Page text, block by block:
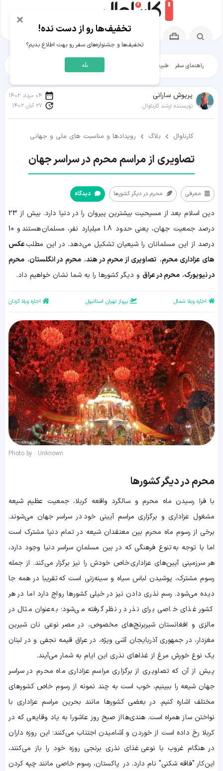
راهنمای سفر طبیعت‌گردی شهرگردی
پریوش سارانی
نویسنده ارشد کارناوال
04 مرداد 1402
27 آبان 1402
کارناوال بلاگ رویدادها و مناسبت های ملی و جهانی
تصاویری از مراسم محرم در سراسر جهان
معرفی محرم در دیگر کشورها
دیدگاه
معرفی
محرم
در
کشورها
دین اسلام بعد از مسیحیت بیشترین پیروان را در دنیا دارد. بیش از 23
درصد جمعیت جهان، یعنی حدود 1.8 میلیارد نفر، مسلمان هستند و 10
درصد از این مسلمانان را شیعیان تشکیل می‌دهد. در این مطلبعکس
های عزاداری محرم، تصاویری از محرم در هند،محرم در انگلستان، محرم
در نیویورک، محرم در عراق و دیگر کشورها را به شما نشان خواهیم داد.
اجاره ویلا شمال پرواز تهران استانبول اجاره ویلا کردان
Photo by : Unknown
محرم در دیگر کشورها
با فرا رسیدن ماه محرم و سالگرد واقعه کربلا، جمعیت عظیم شیعه
مشغول عزاداری و برگزاری مراسم آیینی خود در سراسر جهان می‌شوند.
برخی از رسوم ماه محرم بین معتقدان شیعه در تمام دنیا مشترک است
اما با توجه به تنوع فرهنگی که در بین مسلمانِ سراسر دنیا وجود دارد،
هر سرزمینی آیین‌های عزاداری خاص خودش را نیز برگزار می‌کند. از جمله
رسوم مشترک، پوشیدن لباس سیاه و سینه‌زنی است که تقریبا در همه جا
دیده می‌شود. رسم نذری دادن نیز در خیلی کشورها رواج دارد اما در هر
کشور غذای خاصی برای نذر در نظر گرفته می‌شود؛ به‌عنوان مثال در
مالزی و افغانستان شیربرنج‌های مخصوص، در مصر نوعی نان شیرین
مغزدار، در جمهوری آذربایجان آشی ویژه، در عراق قیمه نجفی و در لبنان
یک نوع خورش مرغ از غذاهای نذری این ایام به شمار می‌آیند.
پیش از آن که تصاویری از برگزاری مراسم عزاداری ماه محرم در سراسر
جهان شیعه را ببینیم، خوب است به چند نمونه از رسوم خاص کشورهای
مختلف اشاره کنیم. در بعضی کشورها مانند بحرین مراسم عزاداری با
نواختن ساز همراه است. هندی‌ها از صبح روز عاشورا به یاد وقایعی که در
کربلا رخ داده است از خوردن و آشامیدن اجتناب می‌کنند؛ این روزه داران
در هنگام غروب با نوعی غذای نذری برنجی روزه خود را باز می‌کنند،
این‌کار "فاقه‌ شکنی" نام دارد. در پاکستان، رسوم خاصی مانند چپه کردن
×
تخفیف‌ها رو از دست نده!
تخفیف‌ها و جشنواره‌های سفر رو بهت اطلاع بدیم؟
بله